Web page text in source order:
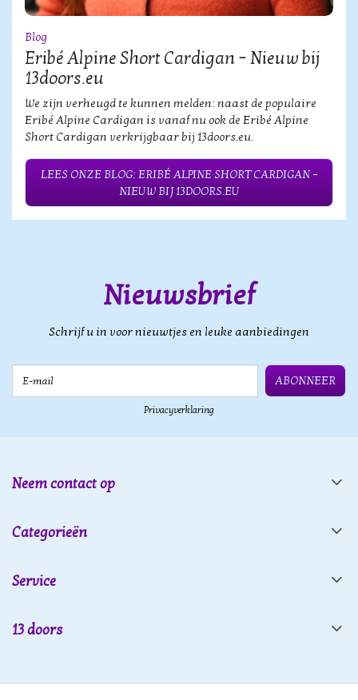
Blog
Eribé Alpine Short Cardigan – Nieuw bij
13doors.eu
We zijn verheugd te kunnen melden: naast de populaire
Eribé Alpine Cardigan is vanaf nu ook de Eribé Alpine
Short Cardigan verkrijgbaar bij 13doors.eu.
LEES ONZE BLOG: ERIBÉ ALPINE SHORT CARDIGAN –
NIEUW BIJ 13DOORS.EU
Nieuwsbrief
Schrijf u in voor nieuwtjes en leuke aanbiedingen
ABONNEER
Privacyverklaring
Neem contact op
Categorieën
Service
13 doors